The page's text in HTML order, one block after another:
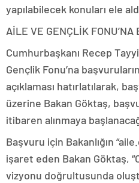
yapılabilecek konuları ele
AİLE VE GENÇLİK
Cumhurbaşkanı Recep
Gençlik Fonu’na
açıklaması hatırlatılarak,
üzerine Bakan Göktaş,
itibaren alınmaya
Başvuru için Bakanlığın
işaret eden Bakan Göktaş,
vizyonu doğrultusunda